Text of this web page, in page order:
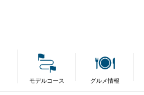
モデルコース グルメ情報